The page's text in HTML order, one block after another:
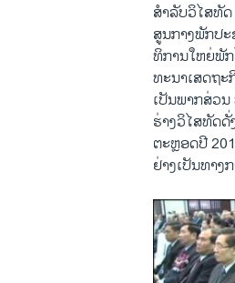
ສຳລັບວິໄສທັ
ສູນກາງພັກປ
ທິການໃຫຍ່ພັ
ທະນາເສດຖ
ເປັນພາກສ່ວ
ຮ່າງວິໄສທັດ
ຕະຫຼອດປີ
ຢ່າງເປັນທາງ